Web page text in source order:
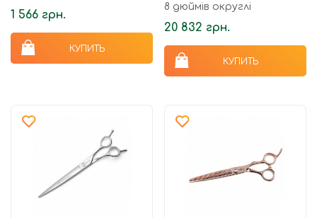
1 566 грн.
КУПИТЬ
8 дюймів округлі
20 832 грн.
КУПИТЬ